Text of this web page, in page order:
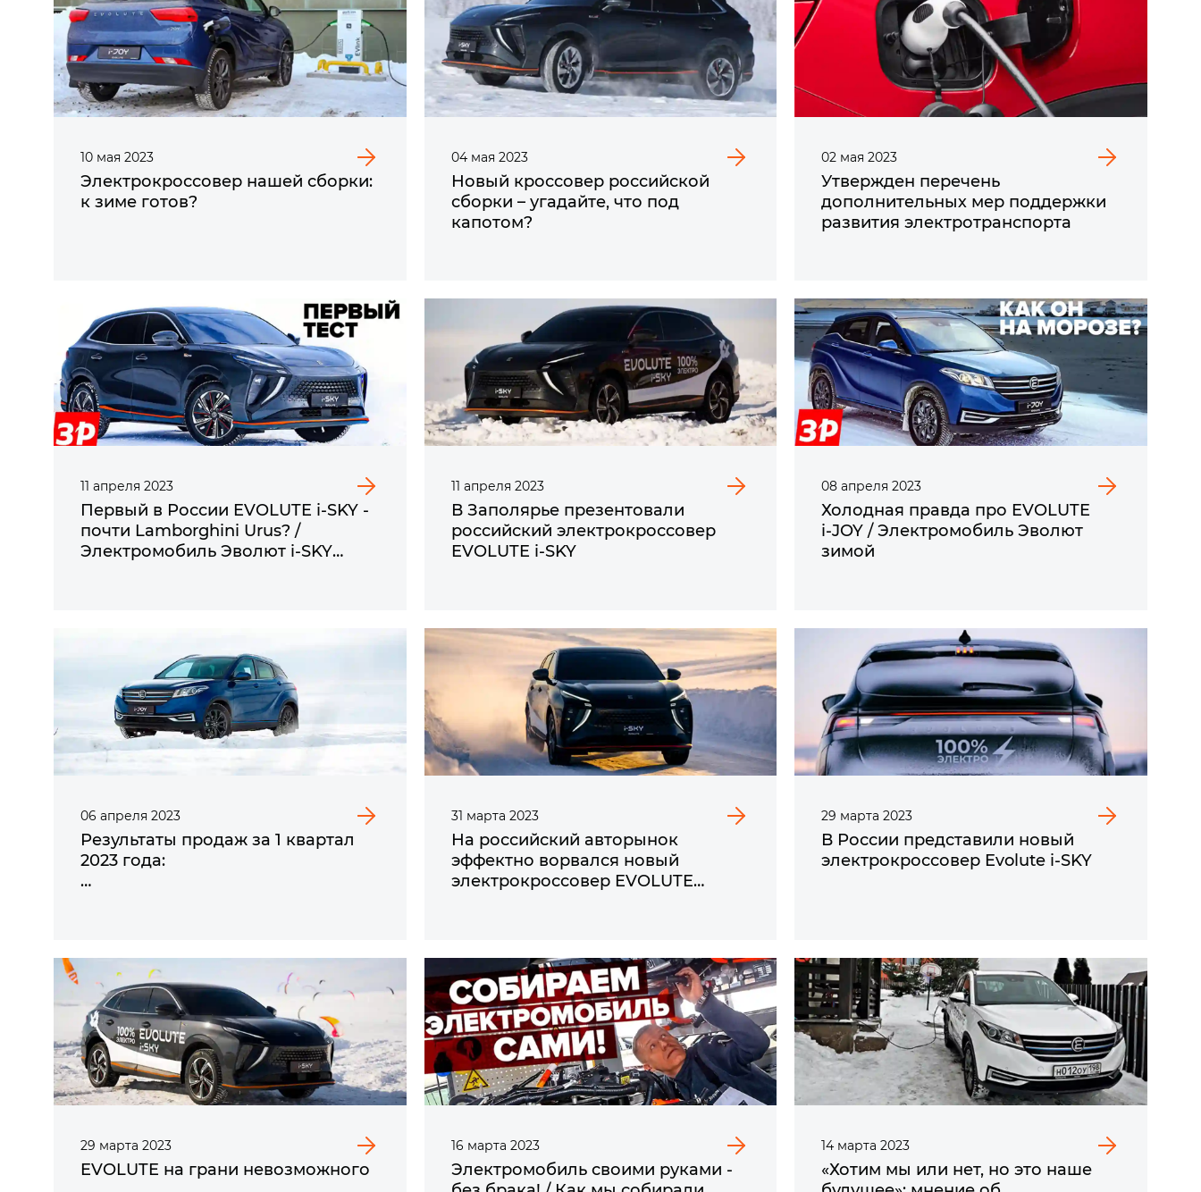
10 мая 2023
Электрокроссовер нашей сборки:
к зиме готов?
04 мая 2023
Новый кроссовер российской
сборки – угадайте, что под
капотом?
02 мая 2023
Утвержден перечень
дополнительных мер поддержки
развития электротранспорта
11 апреля 2023
Первый в России EVOLUTE i‑SKY -
почти Lamborghini Urus? /
Электромобиль Эволют i‑SKY
11 апреля 2023
В Заполярье презентовали
российский электрокроссовер
EVOLUTE i‑SKY
08 апреля 2023
Холодная правда про EVOLUTE
i‑JOY / Электромобиль Эволют
зимой
06 апреля 2023
Результаты продаж за 1 квартал
2023 года:
31 марта 2023
На российский авторынок
эффектно ворвался новый
электрокроссовер EVOLUTE
29 марта 2023
В России представили новый
электрокроссовер Evolute i‑SKY
29 марта 2023
EVOLUTE на грани невозможного
16 марта 2023
Электромобиль своими руками -
14 марта 2023
«Хотим мы или нет, но это наше